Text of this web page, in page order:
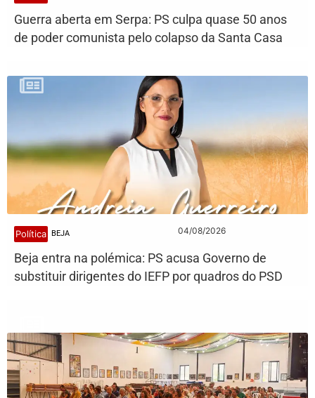
Guerra aberta em Serpa: PS culpa quase 50 anos
de poder comunista pelo colapso da Santa Casa
Política BEJA 04/08/2026
Beja entra na polémica: PS acusa Governo de
substituir dirigentes do IEFP por quadros do PSD